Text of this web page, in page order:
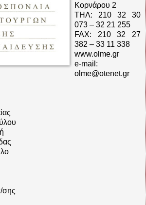
Κορνάρου 2
ΤΗΛ: 210 32 30
073 – 32 21 255
FAX: 210 32 27
382 – 33 11 338
www.olme.gr
e-mail:
olme@otenet.gr
σης